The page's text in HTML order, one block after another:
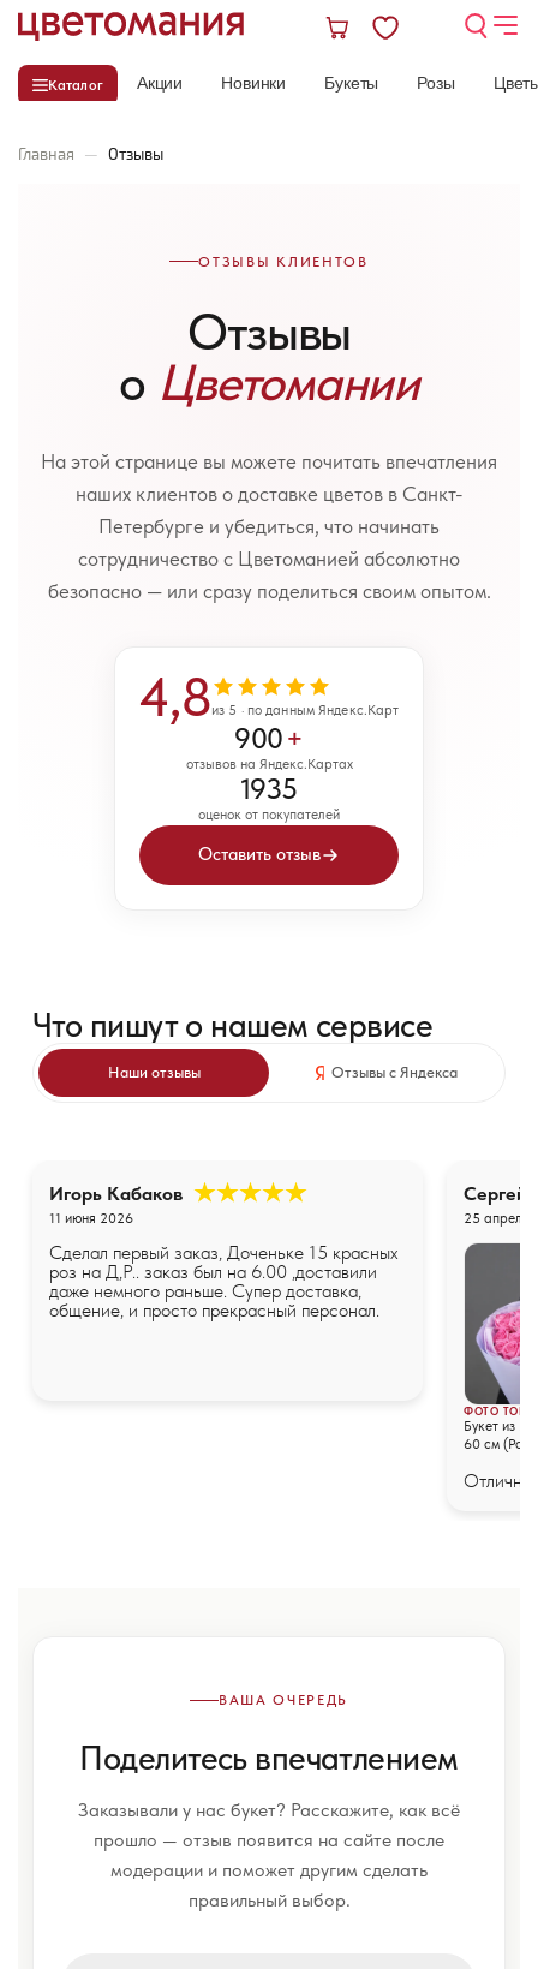
Каталог Акции Новинки Букеты Розы
Главная — Отзывы
ОТЗЫВЫ КЛИЕНТОВ
Отзывы
о Цветомании
На этой странице вы можете почитать впечатления
наших клиентов о доставке цветов в Санкт-
Петербурге и убедиться, что начинать
сотрудничество с Цветоманией абсолютно
безопасно — или сразу поделиться своим опытом.
4,8из 5 · по данным Яндекс.Карт
900+
отзывов на Яндекс.Картах
1935
оценок от покупателей
Оставить отзыв
Что пишут о нашем сервисе
Наши отзывы Отзывы с Яндекса
Игорь Кабаков
11 июня 2026
Сделал первый заказ, Доченьке 15 красных
роз на Д,Р.. заказ был на 6.00 ,доставили
даже немного раньше. Супер доставка,
общение, и просто прекрасный персонал.
Сергей
25 апреля
ФОТО
Букет из
60 см
ВАША ОЧЕРЕДЬ
Поделитесь впечатлением
Заказывали у нас букет? Расскажите, как всё
прошло — отзыв появится на сайте после
модерации и поможет другим сделать
правильный выбор.